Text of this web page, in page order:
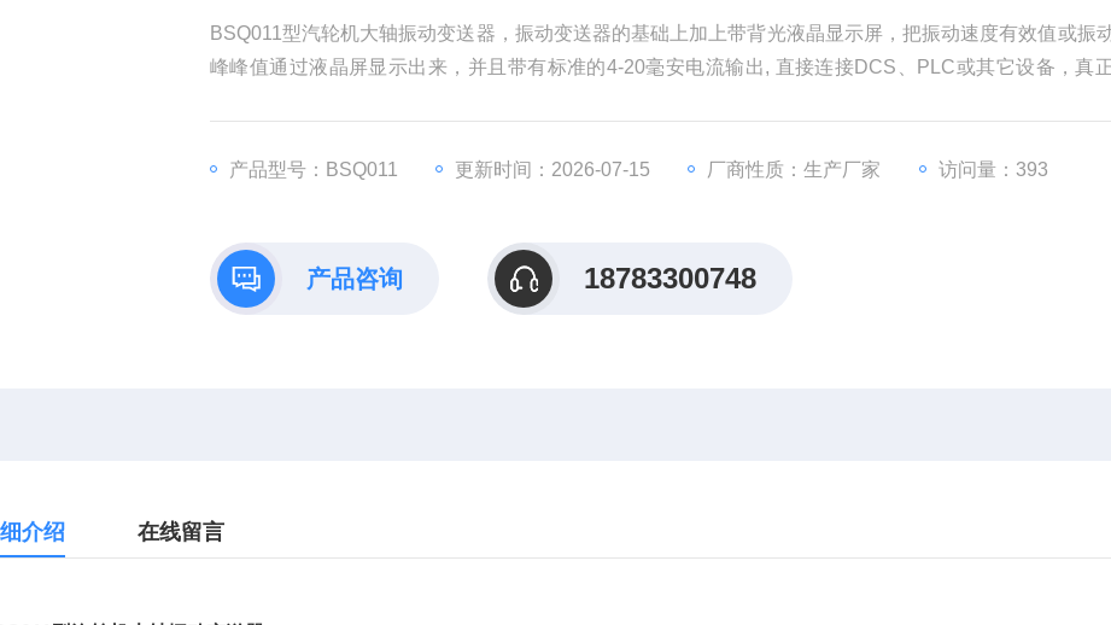
BSQ011型汽轮机大轴振动变送器，振动变送器的基础上加上带背光液晶显示屏，把振动速度有效值或振
峰峰值通过液晶屏显示出来，并且带有标准的4-20毫安电流输出, 直接连接DCS、PLC或其它设备，真
产品型号：BSQ011
更新时间：2026-07-15 厂商性质：生产厂家 访问量：393
产品咨询 18783300748
介绍 在线留言